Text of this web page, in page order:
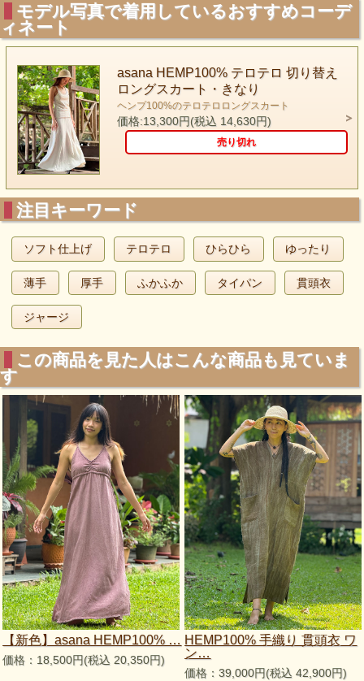
モデル写真で着用しているおすすめコーデ
ィネート
asana HEMP100% テロテロ 切り替え
ロングスカート・きなり
ヘンプ100%のテロテロロングスカート
価格:13,300円(税込 14,630円)
売り切れ
注目キーワード
ソフト仕上げ テロテロ ひらひら ゆったり
薄手 厚手 ふかふか タイパン 貫頭衣
ジャージ
この商品を見た人はこんな商品も見ていま
す
【新色】asana HEMP100% …
価格：18,500円(税込 20,350円)
HEMP100% 手織り 貫頭衣 ワ
ン…
価格：39,000円(税込 42,900円)